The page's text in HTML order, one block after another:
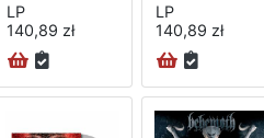
LP
140,89 zł
LP
140,89 zł